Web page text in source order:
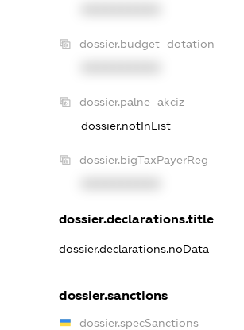
dossier.budget_dotation
dossier.palne_akciz
dossier.notInList
dossier.bigTaxPayerReg
dossier.declarations.title
dossier.declarations.noData
dossier.sanctions
dossier.specSanctions